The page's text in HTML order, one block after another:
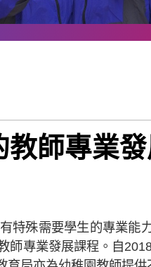
教師專業
特殊需要學生的專業能
專業發展課程。自